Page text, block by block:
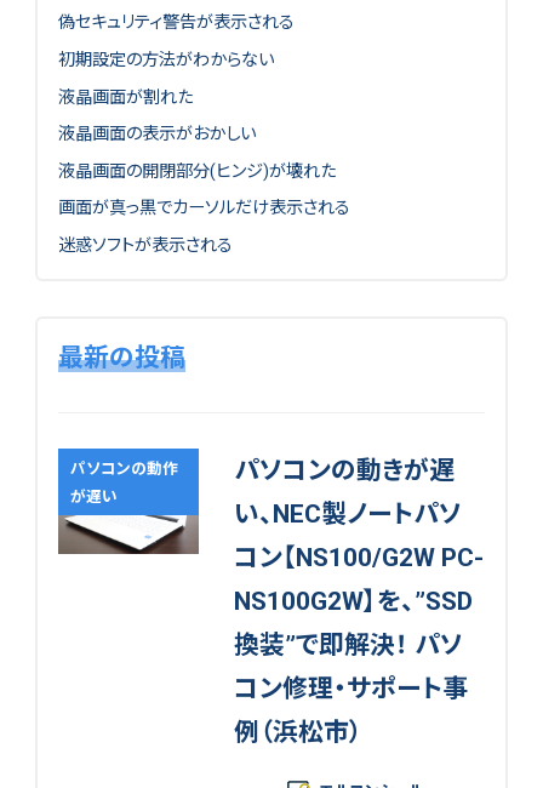
偽セキュリティ警告が表示される
初期設定の方法がわからない
液晶画面が割れた
液晶画面の表示がおかしい
液晶画面の開閉部分(ヒンジ)が壊れた
画面が真っ黒でカーソルだけ表示される
迷惑ソフトが表示される
最新の投稿
パソコンの動作
が遅い
パソコンの動きが遅
い、NEC製ノートパソ
コン【NS100/G2W PC-
NS100G2W】を、”SSD
換装”で即解決！ パソ
コン修理・サポート事
例（浜松市）